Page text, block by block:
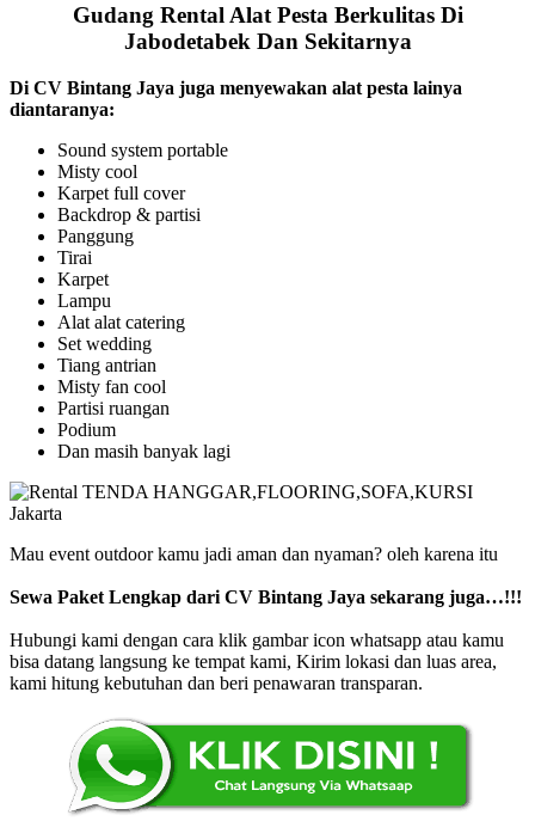
Gudang Rental Alat Pesta Berkulitas Di
Jabodetabek Dan Sekitarnya
Di CV Bintang Jaya juga menyewakan alat pesta lainya
diantaranya:
Sound system portable
Misty cool
Karpet full cover
Backdrop & partisi
Panggung
Tirai
Karpet
Lampu
Alat alat catering
Set wedding
Tiang antrian
Misty fan cool
Partisi ruangan
Podium
Dan masih banyak lagi
Mau event outdoor kamu jadi aman dan nyaman? oleh karena itu
Sewa Paket Lengkap dari CV Bintang Jaya sekarang juga…!!!
Hubungi kami dengan cara klik gambar icon whatsapp atau kamu
bisa datang langsung ke tempat kami, Kirim lokasi dan luas area,
kami hitung kebutuhan dan beri penawaran transparan.